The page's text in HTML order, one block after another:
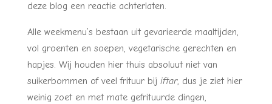
deze blog een reactie achterlaten.
Alle weekmenu’s bestaan uit gevarieerde maaltijden,
vol groenten en soepen, vegetarische gerechten en
hapjes. Wij houden hier thuis absoluut niet van
suikerbommen of veel frituur bij iftar, dus je ziet hier
weinig zoet en met mate gefrituurde dingen,